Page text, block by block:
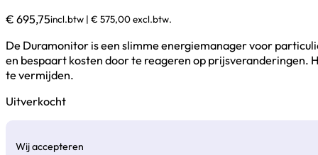
€ 695,75incl.btw | € 575,00excl.btw.
De Duramonitor is een slimme energiemanager voor
en bespaart kosten door te reageren op
te vermijden.
Uitverkocht
Wij accepteren